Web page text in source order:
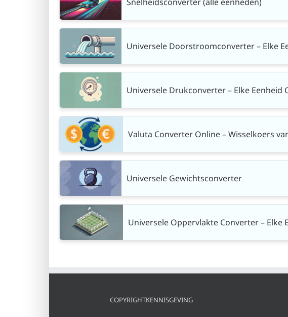
Universele Doorstroomconverter – Elke
Universele Drukconverter – Elke Eenheid
Valuta Converter Online – Wisselkoers
Universele Gewichtsconverter
Universele Oppervlakte Converter – Elke
COPYRIGHTKENNISGEVING